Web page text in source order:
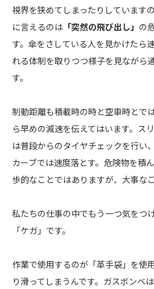
視界を狭めてしまったりしています
に言えるのは 「突然の飛び出し」 の
す。傘をさしている人を見かけたら
れる体制を取りつつ様子を見ながら
す。
制動距離も積載時の時と空車時とで
ら早めの減速を伝えてはいます。ス
は普段からのタイヤチェックを行い
カーブでは速度落とす。危険物を積
歩的なことではありますが、大事な
私たちの仕事の中でもう一つ気をつ
「ケガ」です。
作業で使用するのが「革手袋」を使
り滑ってしまうんです。ガスボンベ